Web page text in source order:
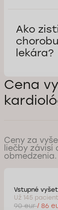
Ako
lekára?
Cena
Ceny za
liečby závisí
obmedzenia.
Vstupné
Už 145
90 eur/ 86